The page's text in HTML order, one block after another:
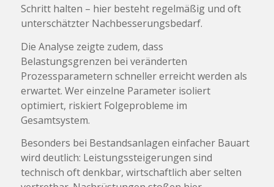
Schritt halten – hier besteht regelmäßig und oft
unterschätzter Nachbesserungsbedarf.
Die Analyse zeigte zudem, dass
Belastungsgrenzen bei veränderten
Prozessparametern schneller erreicht werden als
erwartet. Wer einzelne Parameter isoliert
optimiert, riskiert Folgeprobleme im
Gesamtsystem.
Besonders bei Bestandsanlagen einfacher Bauart
wird deutlich: Leistungssteigerungen sind
technisch oft denkbar, wirtschaftlich aber selten